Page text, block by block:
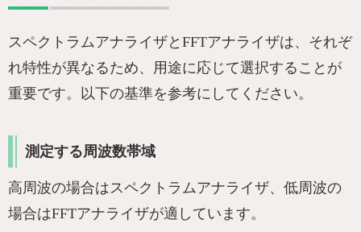
スペクトラムアナライザとFFTアナライザは、それぞ
れ特性が異なるため、用途に応じて選択することが
重要です。以下の基準を参考にしてください。
測定する周波数帯域
高周波の場合はスペクトラムアナライザ、低周波の
場合はFFTアナライザが適しています。